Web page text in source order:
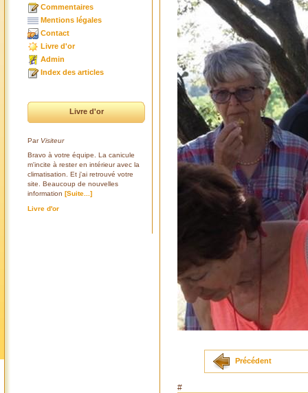
Commentaires
Mentions légales
Contact
Livre d'or
Admin
Index des articles
Livre d'or
Par Visiteur
Bravo à votre équipe. La canicule
m'incite à rester en intérieur avec la
climatisation. Et j'ai retrouvé votre
site. Beaucoup de nouvelles
information [Suite...]
Livre d'or
Précédent
#